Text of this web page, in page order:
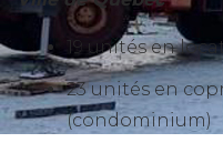
19 unités en
23 unités en
(condominium)